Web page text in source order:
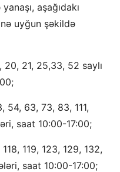
aşağıdakı
uyğun şəkildə
20, 21, 25,33, 52 saylı
54, 63, 73, 83, 111,
saat 10:00-17:00;
119, 123, 129, 132,
saat 10:00-17:00;